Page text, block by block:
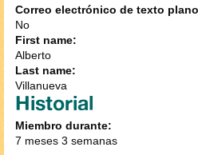
Correo electrónico de texto
No
First name:
Alberto
Last name:
Villanueva
Historial
Miembro durante:
7 meses 3 semanas